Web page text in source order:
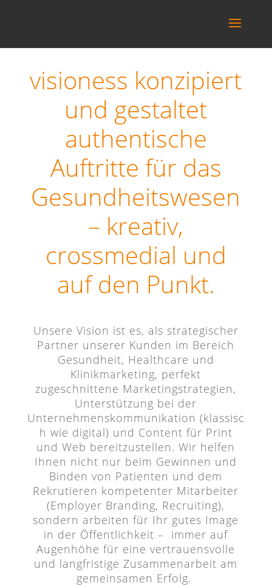
visioness konzipiert
und gestaltet
authentische
Auftritte für das
Gesundheitswesen
– kreativ,
crossmedial und
auf den Punkt.
Unsere Vision ist es, als strategischer
Partner unserer Kunden im Bereich
Gesundheit, Healthcare und
Klinikmarketing, perfekt
zugeschnittene Marketingstrategien,
Unterstützung bei der
Unternehmenskommunikation (klassisc
h wie digital) und Content für Print
und Web bereitzustellen. Wir helfen
Ihnen nicht nur beim Gewinnen und
Binden von Patienten und dem
Rekrutieren kompetenter Mitarbeiter
(Employer Branding, Recruiting),
sondern arbeiten für Ihr gutes Image
in der Öffentlichkeit – immer auf
Augenhöhe für eine vertrauensvolle
und langfristige Zusammenarbeit am
gemeinsamen Erfolg.